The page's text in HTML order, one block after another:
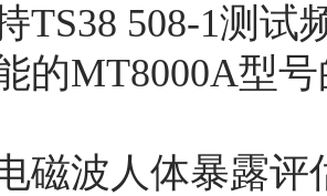
TS38 508-1测试
的MT8000A型号
磁波人体暴露